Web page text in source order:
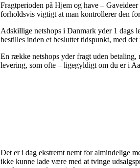
Fragtperioden på Hjem og have –
forholdsvis vigtigt at man kontrollerer den
Adskillige netshops i Danmark yder 1 dags
bestilles inden et besluttet tidspunkt, med
En række netshops yder fragt uden
levering, som ofte – ligegyldigt om du er i
Det er i dag ekstremt nemt for almindelige
ikke kunne lade være med at tvinge